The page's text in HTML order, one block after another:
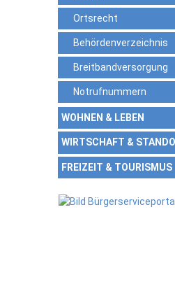
Ortsrecht
Behördenverzeichnis
Breitbandversorgung
Notrufnummern
WOHNEN & LEBEN
WIRTSCHAFT &
FREIZEIT & TOURISMUS